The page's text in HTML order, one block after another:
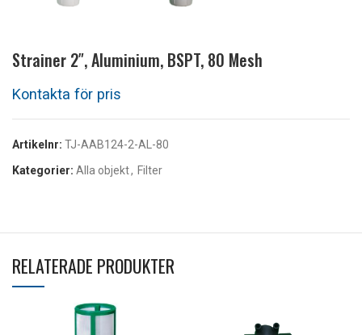
Strainer 2″, Aluminium, BSPT, 80 Mesh
Artikelnr: TJ-AAB124-2-AL-80
Kategorier: Alla objekt, Filter
RELATERADE PRODUKTER